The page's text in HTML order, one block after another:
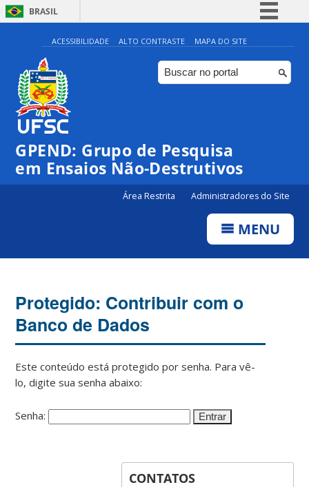
BRASIL
Simplifique!
Comunica BR
Participe
Canais
ACESSIBILIDADE ALTO CONTRASTE MAPA DO SITE
GPEND: Grupo de Pesquisa
em Ensaios Não-Destrutivos
Área Restrita Administradores do Site
MENU
Protegido: Contribuir com o
Banco de Dados
Este conteúdo está protegido por senha. Para vê-
lo, digite sua senha abaixo:
Senha:
CONTATOS